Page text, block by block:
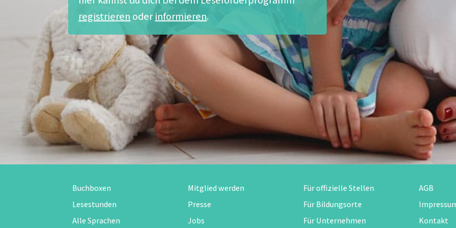
registrieren oderinformieren.
Buchboxen
Lesestunden
Alle Sprachen
Mitglied werden
Presse
Jobs
Für offizielle Stellen
Für Bildungsorte
Für Unternehmen
AGB
Kontakt